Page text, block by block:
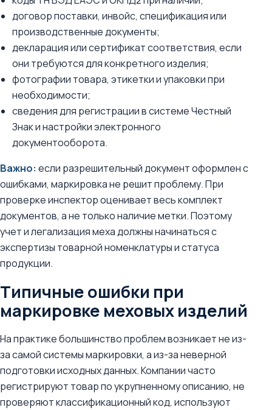
договор поставки, инвойс, спецификация или
производственные документы;
декларация или сертификат соответствия, если
они требуются для конкретного изделия;
фотографии товара, этикетки и упаковки при
необходимости;
сведения для регистрации в системе Честный
Знак и настройки электронного
документооборота.
Важно: если разрешительный документ оформлен с
ошибками, маркировка не решит проблему. При
проверке инспектор оценивает весь комплект
документов, а не только наличие метки. Поэтому
учет и легализация меха должны начинаться с
экспертизы товарной номенклатуры и статуса
продукции.
Типичные ошибки при
маркировке меховых изделий
На практике большинство проблем возникает не из-
за самой системы маркировки, а из-за неверной
подготовки исходных данных. Компании часто
регистрируют товар по укрупненному описанию, не
проверяют классификационный код, используют